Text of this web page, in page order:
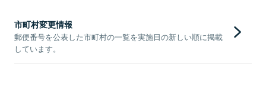
市町村変更情報
郵便番号を公表した市町村の一覧を実施日の新しい順に掲載
しています。